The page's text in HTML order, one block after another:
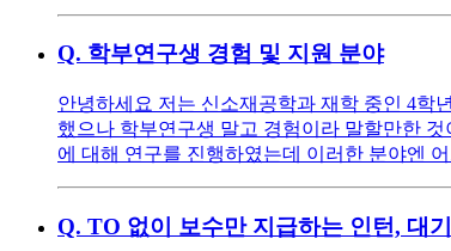
Q. 학부연구생 경험 및 지원 분야
안녕하세요 저는 신소재공학과 재학 중인 4학
했으나 학부연구생 말고 경험이라 말할만한
에 대해 연구를 진행하였는데 이러한 분야엔
Q. TO 없이 보수만 지급하는 인턴, 대